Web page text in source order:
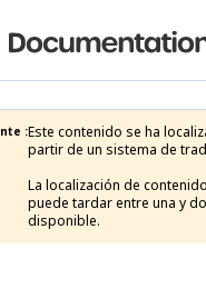
:Este contenido se ha
partir de un sistema de
La localización de
puede tardar entre una y
disponible.